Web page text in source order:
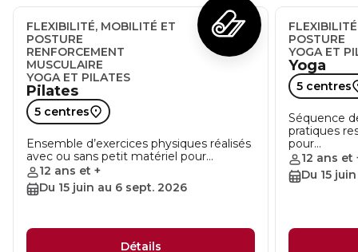
FLEXIBILITÉ, MOBILITÉ ET
POSTURE
RENFORCEMENT
MUSCULAIRE
YOGA ET PILATES
Pilates
5 centres
Ensemble d’exercices physiques réalisés
avec ou sans petit matériel pour…
12 ans et +
Du 15 juin au 6 sept. 2026
Détails
POSTURE
YOGA ET
Yoga
5 centres
Séquence
pratiques
pour…
12 ans et
Du 15